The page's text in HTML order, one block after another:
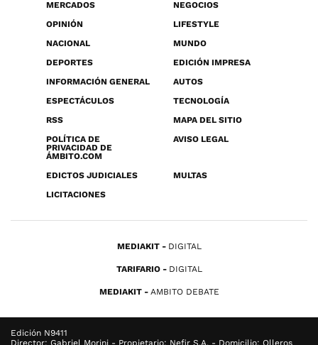
MERCADOS
NEGOCIOS
OPINIÓN
LIFESTYLE
NACIONAL
MUNDO
DEPORTES
EDICIÓN IMPRESA
INFORMACIÓN GENERAL
AUTOS
ESPECTÁCULOS
TECNOLOGÍA
RSS
MAPA DEL SITIO
POLÍTICA DE
PRIVACIDAD DE
ÁMBITO.COM
AVISO LEGAL
EDICTOS JUDICIALES
MULTAS
LICITACIONES
MEDIAKIT DIGITAL
TARIFARIO DIGITAL
MEDIAKIT AMBITO DEBATE
Edición N9411